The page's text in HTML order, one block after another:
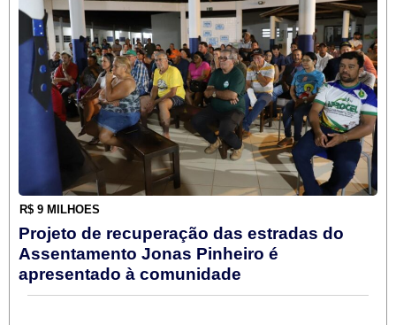
R$ 9 MILHÕES
Projeto de recuperação das estradas do
Assentamento Jonas Pinheiro é
apresentado à comunidade